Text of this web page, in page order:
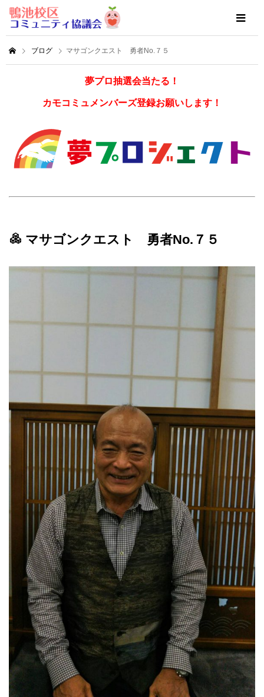
ブログ マサゴンクエスト 勇者No.７５
夢プロ抽選会当たる！
カモコミュメンバーズ登録お願いします！
マサゴンクエスト 勇者No.７５